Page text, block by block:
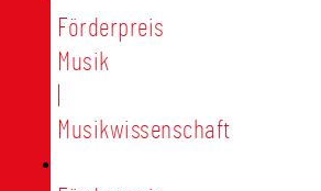
Förderpreis
Musik
Musikwissenschaft